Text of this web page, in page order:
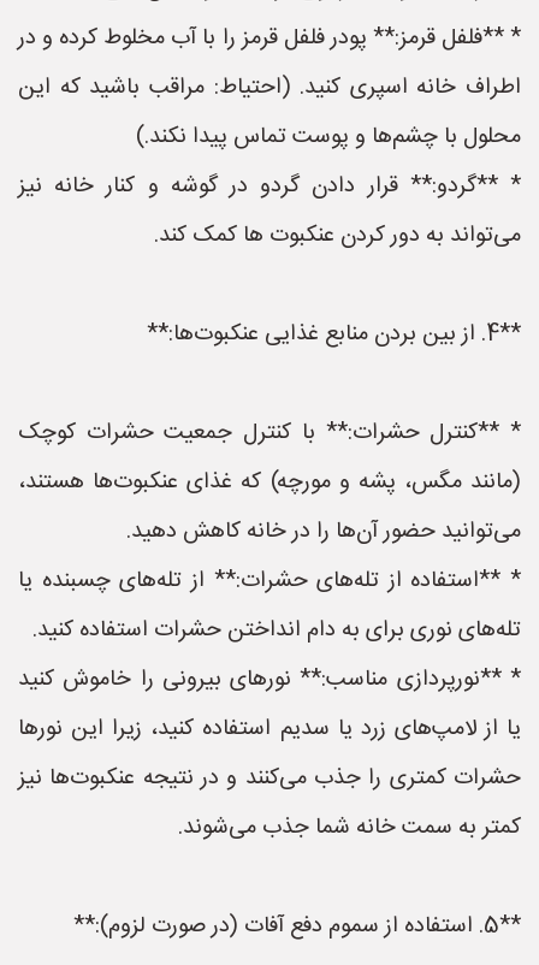
* **فلفل قرمز:** پودر فلفل قرمز را با آب مخلوط کرده و در
اطراف خانه اسپری کنید. (احتیاط: مراقب باشید که این
محلول با چشم‌ها و پوست تماس پیدا نکند.)
* **گردو:** قرار دادن گردو در گوشه و کنار خانه نیز
می‌تواند به دور کردن عنکبوت ها کمک کند.
**4. از بین بردن منابع غذایی عنکبوت‌ها:**
* **کنترل حشرات:** با کنترل جمعیت حشرات کوچک
(مانند مگس، پشه و مورچه) که غذای عنکبوت‌ها هستند،
می‌توانید حضور آن‌ها را در خانه کاهش دهید.
* **استفاده از تله‌های حشرات:** از تله‌های چسبنده یا
تله‌های نوری برای به دام انداختن حشرات استفاده کنید.
* **نورپردازی مناسب:** نورهای بیرونی را خاموش کنید
یا از لامپ‌های زرد یا سدیم استفاده کنید، زیرا این نورها
حشرات کمتری را جذب می‌کنند و در نتیجه عنکبوت‌ها نیز
کمتر به سمت خانه شما جذب می‌شوند.
**5. استفاده از سموم دفع آفات (در صورت لزوم):**